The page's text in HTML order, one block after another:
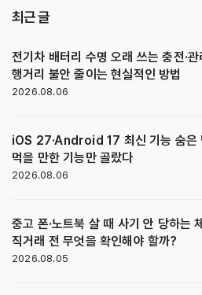
최근 글
전기차 배터리 수명 오래 쓰는 충전·
행거리 불안 줄이는 현실적인 방법
2026.08.06
iOS 27·Android 17 최신 기능 숨은
먹을 만한 기능만 골랐다
2026.08.06
중고 폰·노트북 살 때 사기 안 당하는
직거래 전 무엇을 확인해야 할까?
2026.08.05